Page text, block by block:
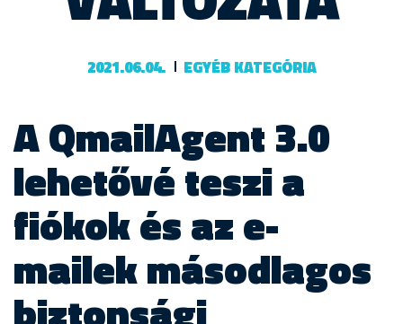
2021.06.04. EGYÉB KATEGÓRIA
A QmailAgent 3.0
lehetővé teszi a
fiókok és az e-
mailek másodlagos